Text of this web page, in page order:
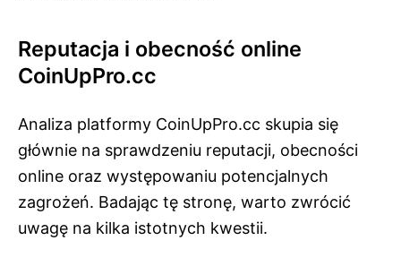
Reputacja i obecność online
CoinUpPro.cc
Analiza platformy CoinUpPro.cc skupia się
głównie na sprawdzeniu reputacji, obecności
online oraz występowaniu potencjalnych
zagrożeń. Badając tę stronę, warto zwrócić
uwagę na kilka istotnych kwestii.